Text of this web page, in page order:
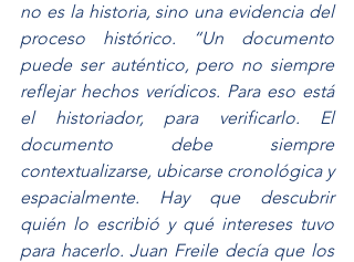
no es la historia, sino una evidencia del
proceso histórico. “Un documento
puede ser auténtico, pero no siempre
reflejar hechos verídicos. Para eso está
el historiador, para verificarlo. El
documento debe siempre
contextualizarse, ubicarse cronológica y
espacialmente. Hay que descubrir
quién lo escribió y qué intereses tuvo
para hacerlo. Juan Freile decía que los